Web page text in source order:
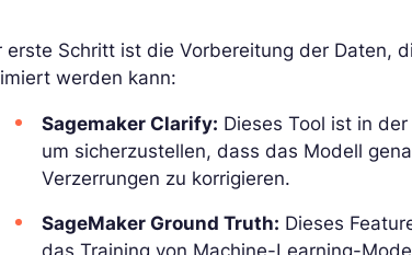
erste Schritt ist die Vorbereitung der Daten,
werden kann:
Sagemaker Clarify: Dieses Tool ist in
um sicherzustellen, dass das Modell
Verzerrungen zu korrigieren.
SageMaker Ground Truth: Dieses
das Training von Machine-Learning-